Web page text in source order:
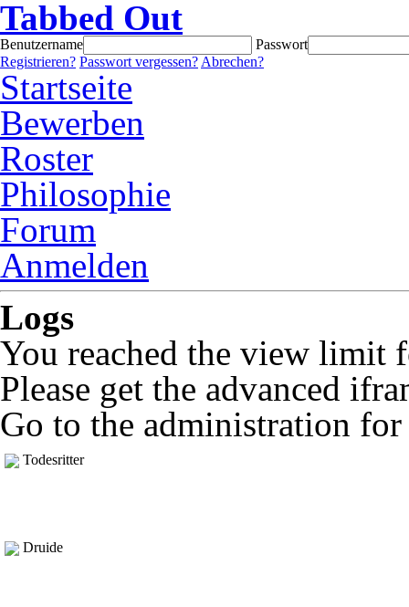
Tabbed Out
Benutzername
Passwort
Registrieren? Passwort vergessen? Abrechen?
Startseite
Bewerben
Roster
Philosophie
Forum
Anmelden
Logs
You reached the view limit
Please get the advanced
Go to the administration
Todesritter
Druide